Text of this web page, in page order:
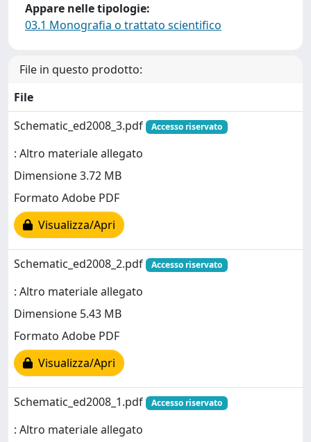
Appare nelle tipologie:
03.1 Monografia o trattato scientifico
File in questo prodotto:
File
Schematic_ed2008_3.pdf
Accesso riservato
: Altro materiale allegato
Dimensione 3.72 MB
Formato Adobe PDF
Visualizza/Apri
Schematic_ed2008_2.pdf Accesso riservato
: Altro materiale allegato
Dimensione 5.43 MB
Formato Adobe PDF
Visualizza/Apri
Schematic_ed2008_1.pdf Accesso riservato
: Altro materiale allegato